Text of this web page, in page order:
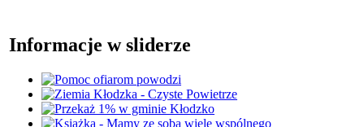
Informacje w sliderze